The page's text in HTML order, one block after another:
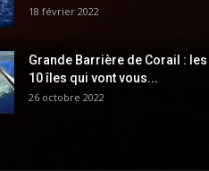
18 février 2022
Grande Barrière de Corail : les
10 îles qui vont vous...
26 octobre 2022